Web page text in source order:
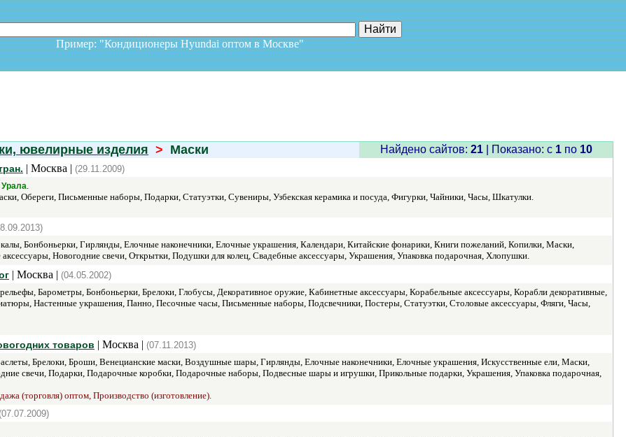
Пример: "Кондиционеры Hyundai оптом в Москве"
ювелирные изделия > Маски Найдено сайтов: 21| Показано: c 1по 10
| Москва | (29.11.2009)
Урала.
Обереги, Письменные наборы, Подарки, Статуэтки, Сувениры, Узбекская керамика и посуда, Фигурки, Чайники, Часы, Шкатулки.
Бонбоньерки, Гирлянды, Елочные наконечники, Елочные украшения, Календари, Китайские фонарики, Книги пожеланий, Копилки, Маски,
Новогодние свечи, Открытки, Подушки для колец, Свадебные аксессуары, Украшения, Упаковка подарочная, Хлопушки.
| Москва | (04.05.2002)
Барометры, Бонбоньерки, Брелоки, Глобусы, Декоративное оружие, Кабинетные аксессуары, Корабельные аксессуары, Корабли декоративные,
Настенные украшения, Панно, Песочные часы, Письменные наборы, Подсвечники, Постеры, Статуэтки, Столовые аксессуары, Фляги, Часы,
товаров | Москва | (07.11.2013)
Брелоки, Броши, Венецианские маски, Воздушные шары, Гирлянды, Елочные наконечники, Елочные украшения, Искусственные ели, Маски,
свечи, Подарки, Подарочные коробки, Подарочные наборы, Подвесные шары и игрушки, Прикольные подарки, Украшения, Упаковка подарочная,
(торговля) оптом, Производство (изготовление).
(07.07.2009)